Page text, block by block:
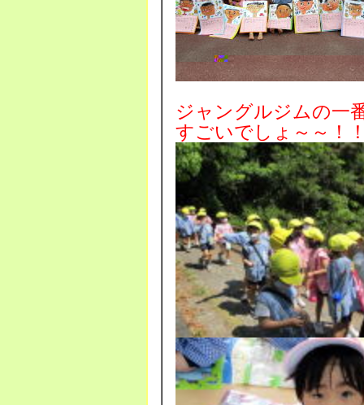
ジャングルジムの一
すごいでしょ～～！